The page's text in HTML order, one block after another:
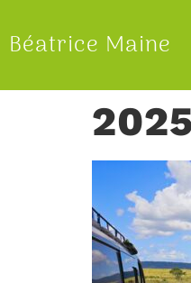
Béatrice Maine